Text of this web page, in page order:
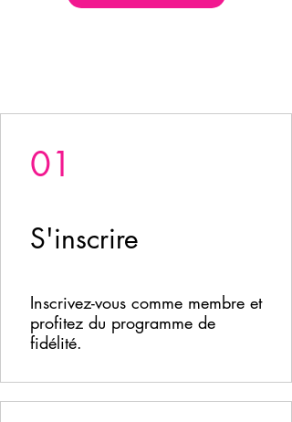
01
S'inscrire
Inscrivez-vous comme membre et
profitez du programme de
fidélité.